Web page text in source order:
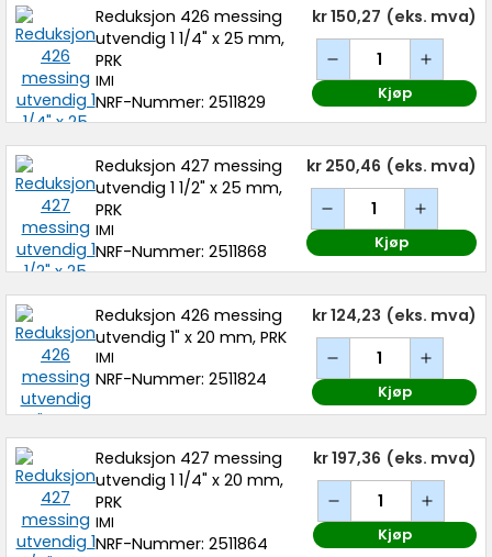
Reduksjon 426 messing
utvendig 1 1/4" x 25 mm,
PRK
IMI
NRF-Nummer: 2511829
kr 150,27 (eks. mva)
Kjøp
Reduksjon 427 messing
utvendig 1 1/2" x 25 mm,
PRK
IMI
NRF-Nummer: 2511868
kr 250,46 (eks. mva)
Kjøp
Reduksjon 426 messing
utvendig 1" x 20 mm, PRK
IMI
NRF-Nummer: 2511824
kr 124,23 (eks. mva)
Kjøp
Reduksjon 427 messing
utvendig 1 1/4" x 20 mm,
PRK
IMI
NRF-Nummer: 2511864
kr 197,36 (eks. mva)
Kjøp